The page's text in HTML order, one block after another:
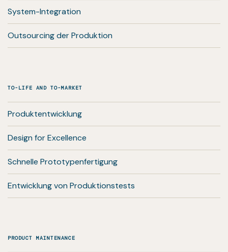
System-Integration
Outsourcing der Produktion
TO-LIFE AND TO-MARKET
Produktentwicklung
Design for Excellence
Schnelle Prototypenfertigung
Entwicklung von Produktionstests
PRODUCT MAINTENANCE